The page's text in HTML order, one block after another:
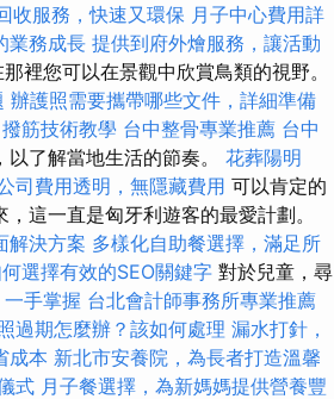
收服務，快速又環保 月子中心費用詳
業務成長 提供到府外燴服務，讓活動
裡您可以在景觀中欣賞鳥類的視野。
辦護照需要攜帶哪些文件，詳細準備
撥筋技術教學 台中整骨專業推薦 台中
了解當地生活的節奏。 花葬陽明
司費用透明，無隱藏費用 可以肯定的
這一直是匈牙利遊客的最愛計劃。
解決方案 多樣化自助餐選擇，滿足所
選擇有效的SEO關鍵字 對於兒童，尋
手掌握 台北會計師事務所專業推薦
過期怎麼辦？該如何處理 漏水打針，
成本 新北市安養院，為長者打造溫馨
式 月子餐選擇，為新媽媽提供營養豐